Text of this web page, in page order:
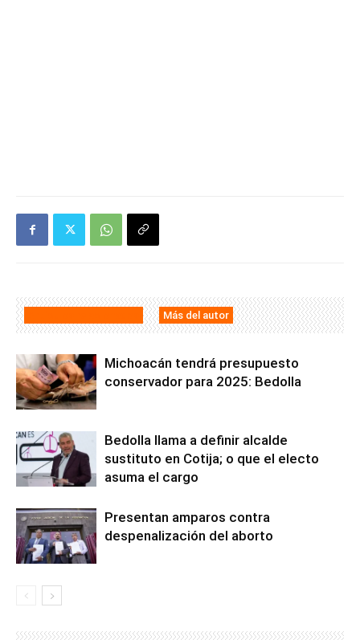
Más del autor
Michoacán tendrá presupuesto
conservador para 2025: Bedolla
Bedolla llama a definir alcalde
sustituto en Cotija; o que el electo
asuma el cargo
Presentan amparos contra
despenalización del aborto